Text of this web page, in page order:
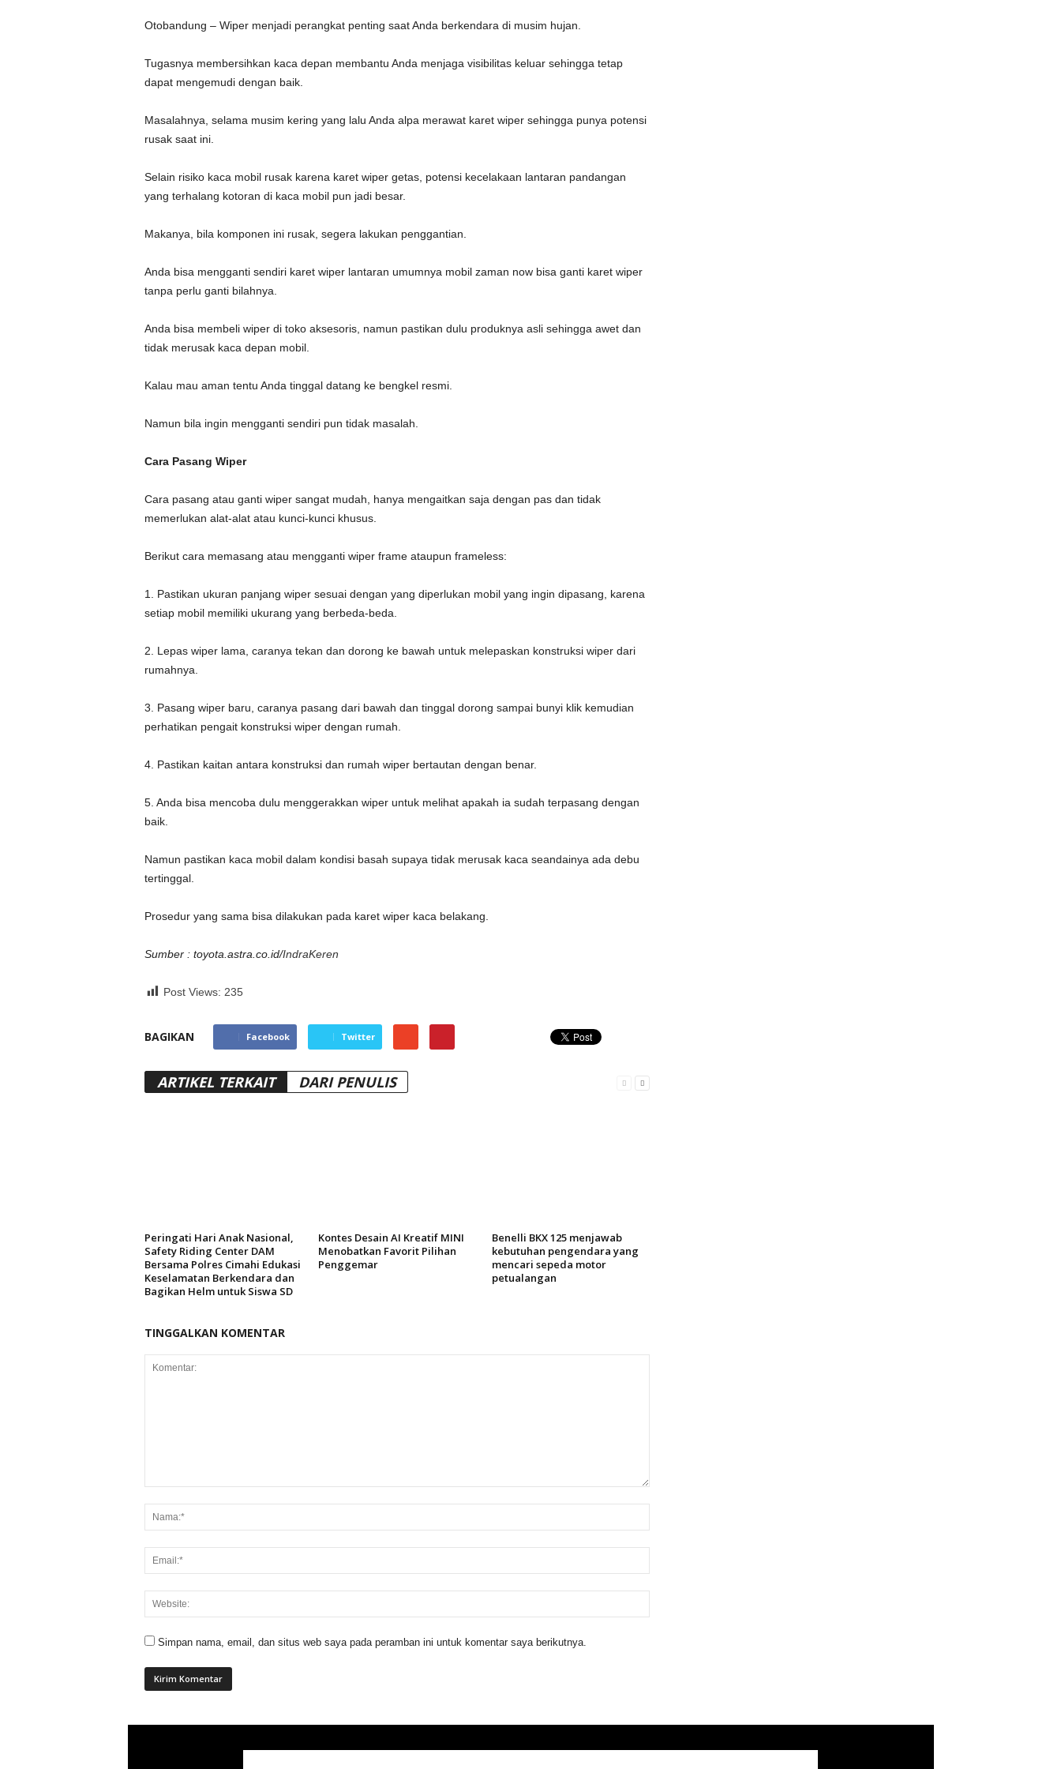
Otobandung – Wiper menjadi perangkat penting saat Anda berkendara di musim hujan.
Tugasnya membersihkan kaca depan membantu Anda menjaga visibilitas keluar sehingga tetap
dapat mengemudi dengan baik.
Masalahnya, selama musim kering yang lalu Anda alpa merawat karet wiper sehingga punya potensi
rusak saat ini.
Selain risiko kaca mobil rusak karena karet wiper getas, potensi kecelakaan lantaran pandangan
yang terhalang kotoran di kaca mobil pun jadi besar.
Makanya, bila komponen ini rusak, segera lakukan penggantian.
Anda bisa mengganti sendiri karet wiper lantaran umumnya mobil zaman now bisa ganti karet wiper
tanpa perlu ganti bilahnya.
Anda bisa membeli wiper di toko aksesoris, namun pastikan dulu produknya asli sehingga awet dan
tidak merusak kaca depan mobil.
Kalau mau aman tentu Anda tinggal datang ke bengkel resmi.
Namun bila ingin mengganti sendiri pun tidak masalah.
Cara Pasang Wiper
Cara pasang atau ganti wiper sangat mudah, hanya mengaitkan saja dengan pas dan tidak
memerlukan alat-alat atau kunci-kunci khusus.
Berikut cara memasang atau mengganti wiper frame ataupun frameless:
1. Pastikan ukuran panjang wiper sesuai dengan yang diperlukan mobil yang ingin dipasang, karena
setiap mobil memiliki ukurang yang berbeda-beda.
2. Lepas wiper lama, caranya tekan dan dorong ke bawah untuk melepaskan konstruksi wiper dari
rumahnya.
3. Pasang wiper baru, caranya pasang dari bawah dan tinggal dorong sampai bunyi klik kemudian
perhatikan pengait konstruksi wiper dengan rumah.
4. Pastikan kaitan antara konstruksi dan rumah wiper bertautan dengan benar.
5. Anda bisa mencoba dulu menggerakkan wiper untuk melihat apakah ia sudah terpasang dengan
baik.
Namun pastikan kaca mobil dalam kondisi basah supaya tidak merusak kaca seandainya ada debu
tertinggal.
Prosedur yang sama bisa dilakukan pada karet wiper kaca belakang.
Sumber : toyota.astra.co.id/IndraKeren
Post Views: 235
BAGIKAN Facebook Twitter
ARTIKEL TERKAIT DARI PENULIS
Peringati Hari Anak Nasional,
Safety Riding Center DAM
Bersama Polres Cimahi Edukasi
Keselamatan Berkendara dan
Bagikan Helm untuk Siswa SD
Kontes Desain AI Kreatif MINI
Menobatkan Favorit Pilihan
Penggemar
Benelli BKX 125 menjawab
kebutuhan pengendara yang
mencari sepeda motor
petualangan
TINGGALKAN KOMENTAR
Simpan nama, email, dan situs web saya pada peramban ini untuk komentar saya berikutnya.